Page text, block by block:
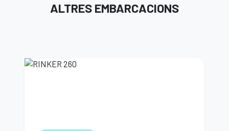
ALTRES EMBARCACIONS